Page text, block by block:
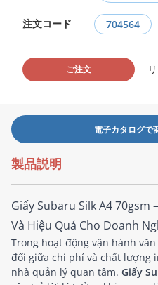
注文コード 704564
ご注文
電子カタログで
製品説明
Giấy Subaru Silk A4 70gsm
Và Hiệu Quả Cho Doanh
Trong hoạt động vận hành
đối giữa chi phí và chất lượng
nhà quản lý quan tâm. Giấy